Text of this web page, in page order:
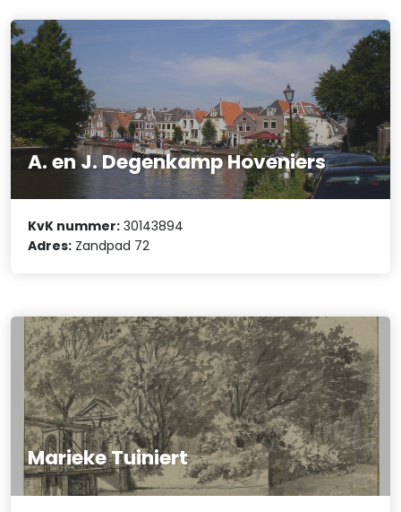
A. en J. Degenkamp Hoveniers
KvK nummer: 30143894
Adres: Zandpad 72
Marieke Tuiniert